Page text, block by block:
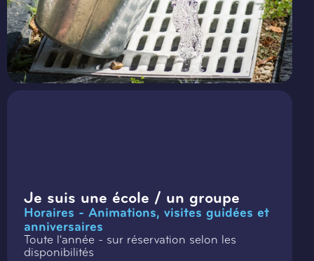
Je suis une école / un groupe
Horaires - Animations, visites guidées et
anniversaires
Toute l'année - sur réservation selon les
disponibilités